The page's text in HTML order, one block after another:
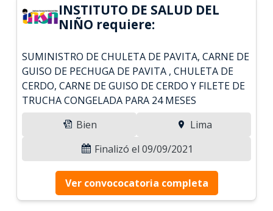
INSTITUTO DE SALUD DEL
NIÑO requiere:
SUMINISTRO DE CHULETA DE PAVITA, CARNE DE
GUISO DE PECHUGA DE PAVITA , CHULETA DE
CERDO, CARNE DE GUISO DE CERDO Y FILETE DE
TRUCHA CONGELADA PARA 24 MESES
Bien
Lima
Finalizó el 09/09/2021
Ver convococatoria completa